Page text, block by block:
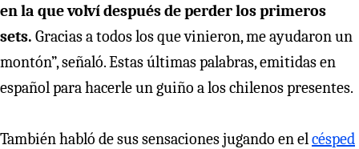
en la que volví después de perder los primeros
sets. Gracias a todos los que vinieron, me ayudaron un
montón”, señaló. Estas últimas palabras, emitidas en
español para hacerle un guiño a los chilenos presentes.
También habló de sus sensaciones jugando en elcésped